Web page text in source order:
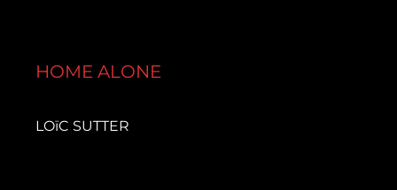
HOME ALONE
LOïC SUTTER